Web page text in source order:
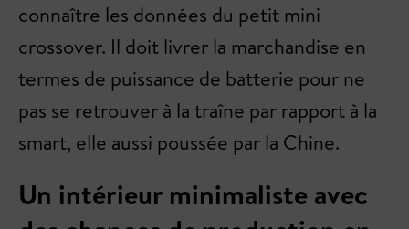
connaître les données du petit mini
crossover. Il doit livrer la marchandise en
termes de puissance de batterie pour ne
pas se retrouver à la traîne par rapport à la
smart, elle aussi poussée par la Chine.
Un intérieur minimaliste avec